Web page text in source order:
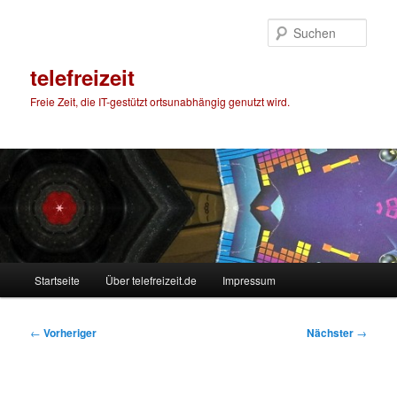
telefreizeit
Freie Zeit, die IT-gestützt ortsunabhängig genutzt wird.
Startseite Über telefreizeit.de Impressum
Beitragsnavigation
← Vorheriger Nächster →